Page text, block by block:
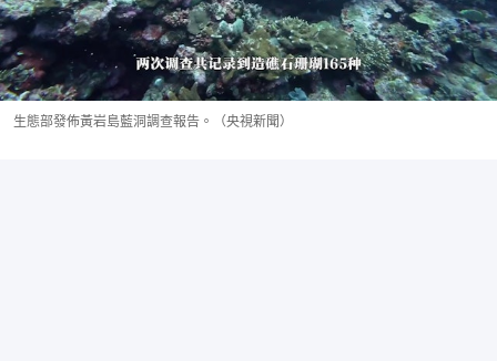
生態部發佈黃岩島藍洞調查報告。（央視新聞）